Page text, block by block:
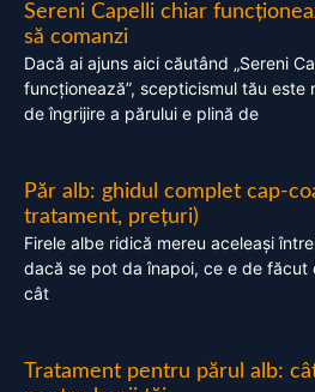
Sereni Capelli chiar
să comanzi
Dacă ai ajuns aici căutând „Sereni
funcționează”, scepticismul tău este
de îngrijire a părului e plină de
Păr alb: ghidul complet cap-
tratament, prețuri)
Firele albe ridică mereu aceleași
dacă se pot da înapoi, ce e de făcut
cât
Tratament pentru părul alb: